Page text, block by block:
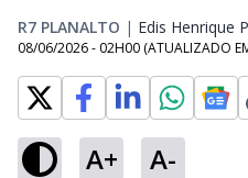
R7 PLANALTO | Edis Henrique
08/06/2026 - 02H00 (ATUALIZADO
A+ A-